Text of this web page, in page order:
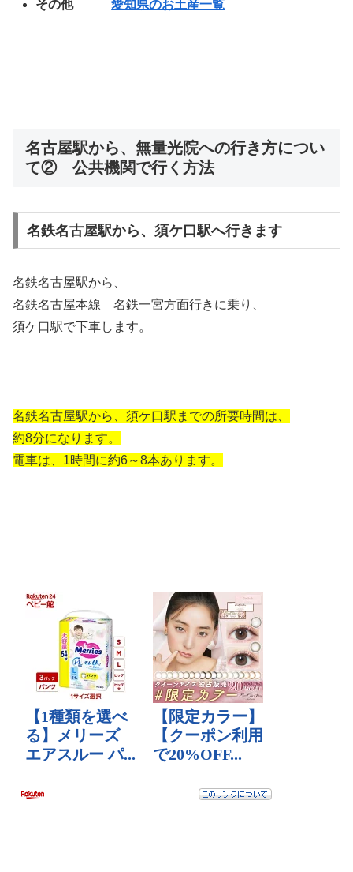
その他愛知県のお土産一覧
名古屋駅から、無量光院への行き方につい
て② 公共機関で行く方法
名鉄名古屋駅から、須ケ口駅へ行きます
名鉄名古屋駅から、
名鉄名古屋本線 名鉄一宮方面行きに乗り、
須ケ口駅で下車します。
名鉄名古屋駅から、須ケ口駅までの所要時間は、
約8分になります。
電車は、1時間に約6～8本あります。